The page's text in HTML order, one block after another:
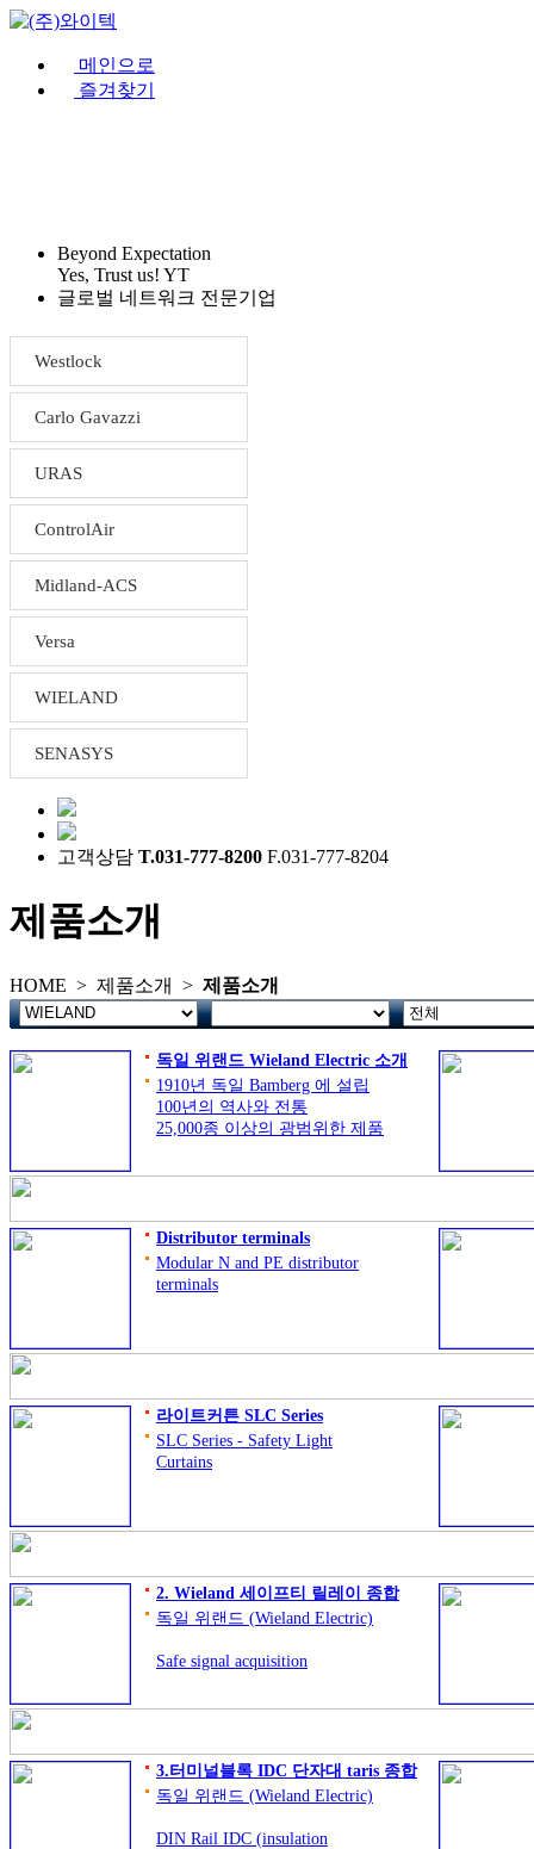
메인으로
즐겨찾기
Beyond Expectation
Yes, Trust us! YT
글로벌 네트워크 전문기업
Westlock
Carlo Gavazzi
URAS
ControlAir
Midland-ACS
Versa
WIELAND
SENASYS
고객상담 T.031-777-8200 F.031-777-8204
제품소개
HOME > 제품소개 > 제품소개
독일 위랜드 Wieland Electric 소개
1910년 독일 Bamberg 에 설립
100년의 역사와 전통
25,000종 이상의 광범위한 제품
Distributor terminals
Modular N and PE distributor
terminals
라이트커튼 SLC Series
SLC Series - Safety Light
Curtains
40 mm
90 mm
2. Wieland 세이프티 릴레이 종합
독일 위랜드 (Wieland Electric)
Safe signal acquisition
SNV
3.터미널블록 IDC 단자대 taris 종합
독일 위랜드 (Wieland Electric)
DIN Rail IDC (insulation